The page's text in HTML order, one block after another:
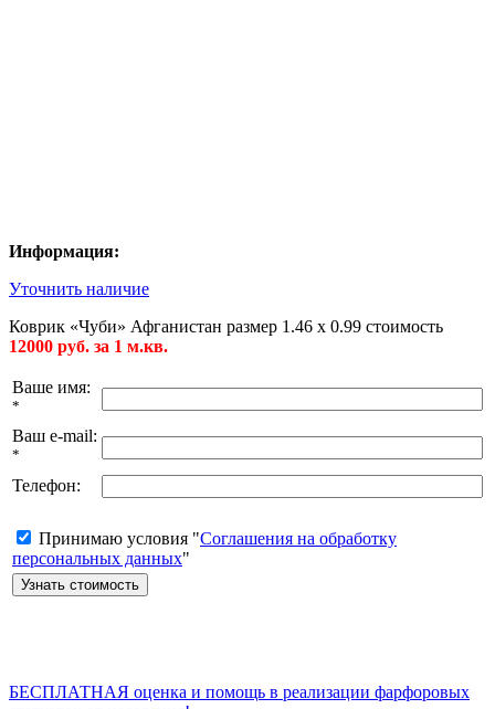
Информация:
Уточнить наличие
Коврик «Чуби» Афганистан размер 1.46 х 0.99 стоимость
12000 руб. за 1 м.кв.
Ваше имя:
*
Ваш e-mail:
*
Телефон:
Принимаю условия "Соглашения на обработку
персональных данных"
БЕСПЛАТНАЯ оценка и помощь в реализации фарфоровых